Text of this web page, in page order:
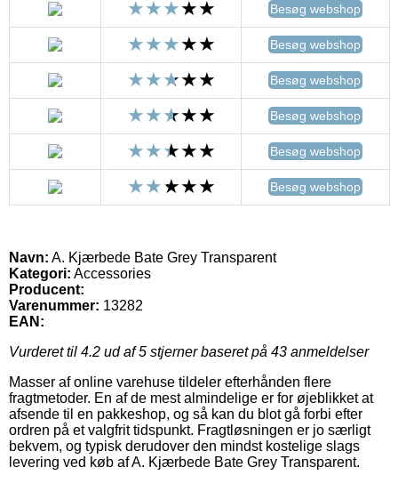
Besøg webshop
Besøg webshop
Besøg webshop
Besøg webshop
Besøg webshop
Besøg webshop
Navn: A. Kjærbede Bate Grey Transparent
Kategori: Accessories
Producent:
Varenummer: 13282
EAN:
Vurderet til 4.2 ud af 5 stjerner baseret på 43 anmeldelser
Masser af online varehuse tildeler efterhånden flere
fragtmetoder. En af de mest almindelige er for øjeblikket at
afsende til en pakkeshop, og så kan du blot gå forbi efter
ordren på et valgfrit tidspunkt. Fragtløsningen er jo særligt
bekvem, og typisk derudover den mindst kostelige slags
levering ved køb af A. Kjærbede Bate Grey Transparent.